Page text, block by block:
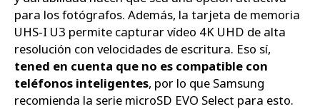
para los fotógrafos. Además, la tarjeta de memoria
UHS-I U3 permite capturar vídeo 4K UHD de alta
resolución con velocidades de escritura. Eso sí,
tened en cuenta que no es compatible con
teléfonos inteligentes, por lo que Samsung
recomienda la serie microSD EVO Select para esto.